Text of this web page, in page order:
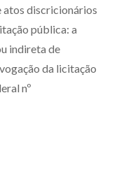
atos discricionários
pública: a
indireta de
da licitação
nº